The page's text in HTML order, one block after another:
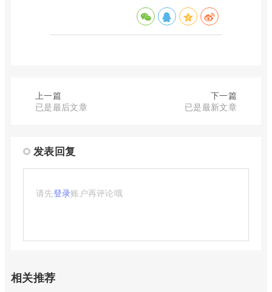
上一篇
已是最后文章
下一篇
已是最新文章
发表回复
请先登录账户再评论哦
相关推荐